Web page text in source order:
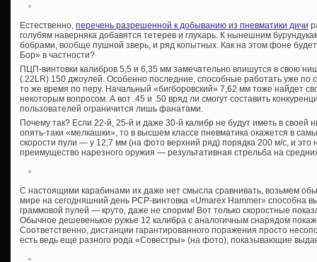
Естественно, перечень разрешенной к добыванию из пневматики дичи
голубям наверняка добавятся тетерев и глухарь. К нынешним
бобрами, вообще пушной зверь, и ряд копытных. Как на этом фоне
Бор» в частности?
ПЦП-винтовки калибров 5,5 и 6,35 мм замечательно впишутся в свою
(.22LR) 150 джоулей. Особенно последние, способные работать уже по
то же время по перу. Начальный «бигборовский» 7,62 мм тоже найдет
некоторым вопросом. А вот .45 и .50 вряд ли смогут составить
пользователей ограничится лишь фанатами.
Почему так? Если 22-й, 25-й и даже 30-й калибр не будут иметь в своей
опять-таки «мелкашки», то в высшем классе пневматика окажется в
скорости пули — у 12,7 мм (на фото верхний ряд) порядка 200 м/с, и это
преимущество нарезного оружия — результативная стрельба на
С настоящими карабинами их даже нет смысла сравнивать, возьмем
мире на сегодняшний день PCP-винтовка «Umarex Hammer» способна
граммовой пулей — круто, даже не спорим! Вот только скоростные
Обычное дешевенькое ружье 12 калибра с аналогичным снарядом
Соответственно, дистанции гарантированного поражения просто
есть ведь еще разного рода «Совестры» (на фото), показывающие